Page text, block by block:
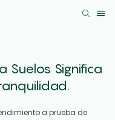
Suelos Significa
a prueba de